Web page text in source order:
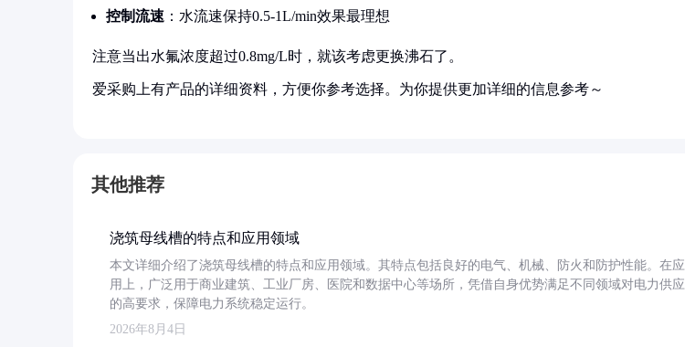
控制流速 ：水流速保持0.5-1L/min效果最理想
注意当出水氟浓度超过0.8mg/L时，就该考虑更换沸石了。
爱采购上有产品的详细资料，方便你参考选择。为你提供更加详细的信息参考～
其他推荐
浇筑母线槽的特点和应用领域
本文详细介绍了浇筑母线槽的特点和应用领域。其特点包括良好的电气、机械、防火和防护性能。在应
用上，广泛用于商业建筑、工业厂房、医院和数据中心等场所，凭借自身优势满足不同领域对电力供应
的高要求，保障电力系统稳定运行。
2026年8月4日